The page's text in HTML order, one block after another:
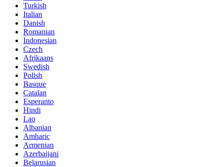
Turkish
Italian
Danish
Romanian
Indonesian
Czech
Afrikaans
Swedish
Polish
Basque
Catalan
Esperanto
Hindi
Lao
Albanian
Amharic
Armenian
Azerbaijani
Belarusian